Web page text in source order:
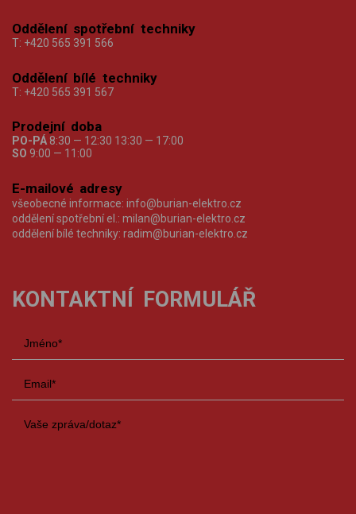
Oddělení spotřební techniky
T: +420 565 391 566
Oddělení bílé techniky
T: +420 565 391 567
Prodejní doba
PO-PÁ 8:30 — 12:30 13:30 — 17:00
SO 9:00 — 11:00
E-mailové adresy
všeobecné informace: info@burian-elektro.cz
oddělení spotřební el.: milan@burian-elektro.cz
oddělení bílé techniky: radim@burian-elektro.cz
KONTAKTNÍ FORMULÁŘ